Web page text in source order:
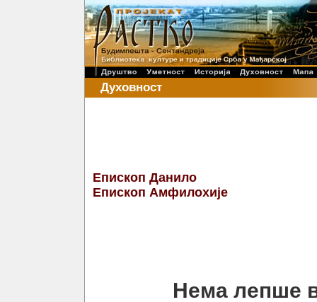
Духовност
Епископ Данило
Епископ Амфилохије
Нема лепше